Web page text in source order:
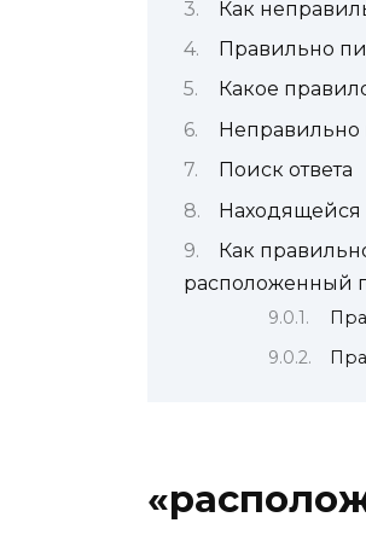
Как
Правильно
Какое
Неправильно
Поиск ответа
Находящейся
Как
расположенный